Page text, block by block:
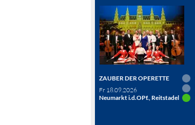
ZAUBER DER OPERETTE
Fr 18.09.2026
Neumarkt i.d.OPf., Reitstadel